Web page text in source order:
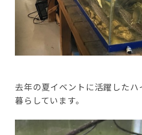
去年の夏イベントに活躍したハ
暮らしています。